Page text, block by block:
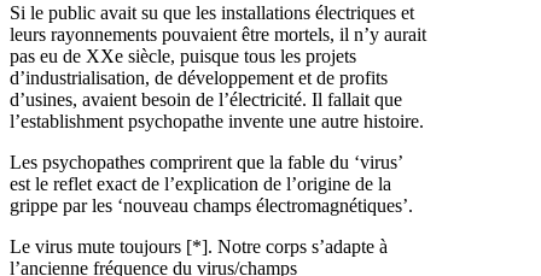
Si le public avait su que les installations électriques et
leurs rayonnements pouvaient être mortels, il n’y aurait
pas eu de XXe siècle, puisque tous les projets
d’industrialisation, de développement et de profits
d’usines, avaient besoin de l’électricité. Il fallait que
l’establishment psychopathe invente une autre histoire.
Les psychopathes comprirent que la fable du ‘virus’
est le reflet exact de l’explication de l’origine de la
grippe par les ‘nouveau champs électromagnétiques’.
Le virus mute toujours [*]. Notre corps s’adapte à
l’ancienne fréquence du virus/champs